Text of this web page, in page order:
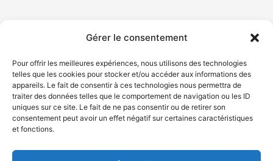
Gérer le consentement
Pour offrir les meilleures expériences, nous utilisons des technologies
telles que les cookies pour stocker et/ou accéder aux informations des
appareils. Le fait de consentir à ces technologies nous permettra de
traiter des données telles que le comportement de navigation ou les ID
uniques sur ce site. Le fait de ne pas consentir ou de retirer son
consentement peut avoir un effet négatif sur certaines caractéristiques
et fonctions.
© Gouvernement du Québec, 2026
Plan du site